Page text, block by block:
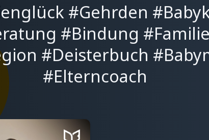
#Gehrden
#Bindung
#Deisterbuch
#Elterncoach